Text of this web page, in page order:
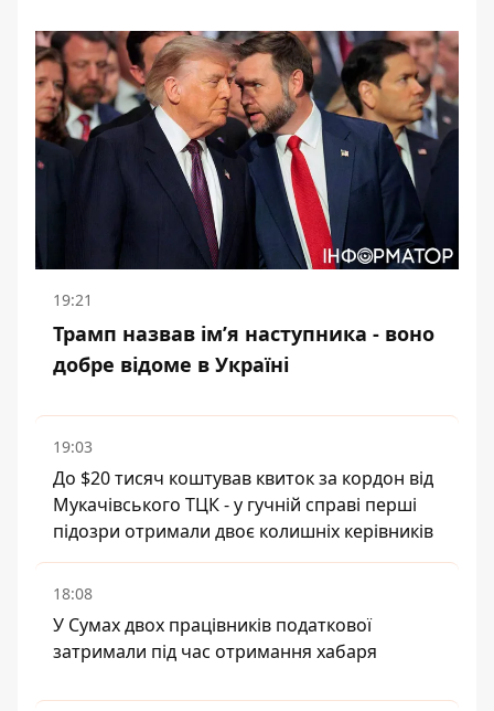
19:21
Трамп назвав імʼя наступника - воно
добре відоме в Україні
19:03
До $20 тисяч коштував квиток за кордон від
Мукачівського ТЦК - у гучній справі перші
підозри отримали двоє колишніх керівників
18:08
У Сумах двох працівників податкової
затримали під час отримання хабаря